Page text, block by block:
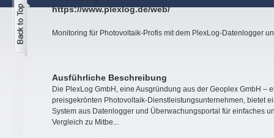
https://www.plexlog.de/web/
Monitoring für Photovoltaik-Profis mit dem PlexLog-Datenlogger
Ausführliche Beschreibung
Die PlexLog GmbH, eine Ausgründung aus der Geoplex GmbH –
preisgekrönten Photovoltaik-Dienstleistungsunternehmen, bietet
System aus Datenlogger und Überwachungsportal für einfaches
Vergleich zu Mitbe...